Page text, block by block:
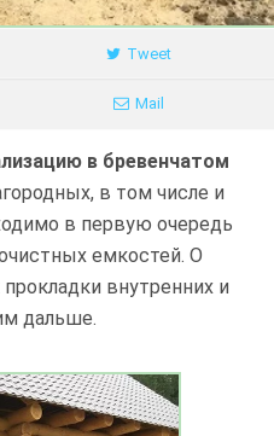
Tweet
Mail
в бревенчатом
в том числе и
в первую очередь
емкостей. О
внутренних и
дальше.